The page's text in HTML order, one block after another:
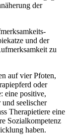
der
und der
zu
auf vier Pfoten,
oder
eine positive,
seelischer
Therapietiere eine
Sozialkompetenz
haben.